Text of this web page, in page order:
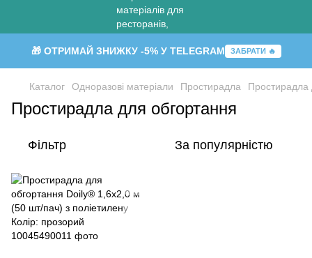
🎁 ОТРИМАЙ ЗНИЖКУ -5% У TELEGRAM ЗАБРАТИ 🔥
Каталог Одноразові матеріали Простирадла Простирадла
Простирадла для обгортання
Фільтр За популярністю